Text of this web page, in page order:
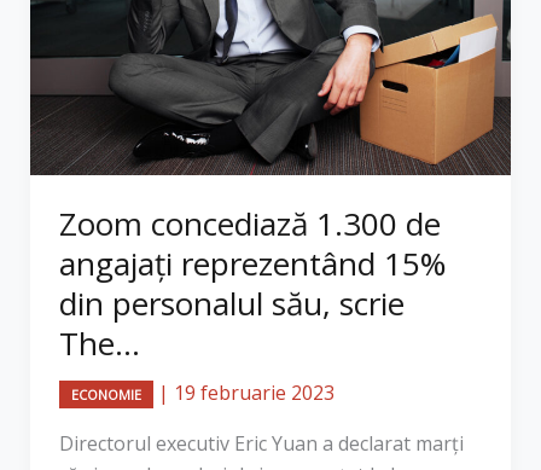
Zoom concediază 1.300 de
angajaţi reprezentând 15%
din personalul său, scrie
The...
ECONOMIE | 19 februarie 2023
Directorul executiv Eric Yuan a declarat marţi